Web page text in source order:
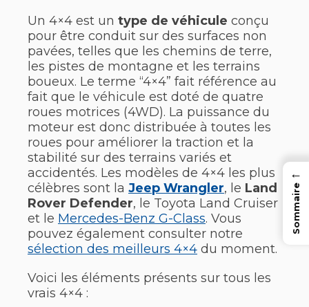
Un 4×4 est un type de véhicule conçu
pour être conduit sur des surfaces non
pavées, telles que les chemins de terre,
les pistes de montagne et les terrains
boueux. Le terme “4×4” fait référence au
fait que le véhicule est doté de quatre
roues motrices (4WD). La puissance du
moteur est donc distribuée à toutes les
roues pour améliorer la traction et la
stabilité sur des terrains variés et
accidentés. Les modèles de 4×4 les plus
célèbres sont la Jeep Wrangler, le Land
Rover Defender, le Toyota Land Cruiser
et le Mercedes-Benz G-Class. Vous
pouvez également consulter notre
sélection des meilleurs 4×4 du moment.
Voici les éléments présents sur tous les
vrais 4×4 :
←
Sommaire